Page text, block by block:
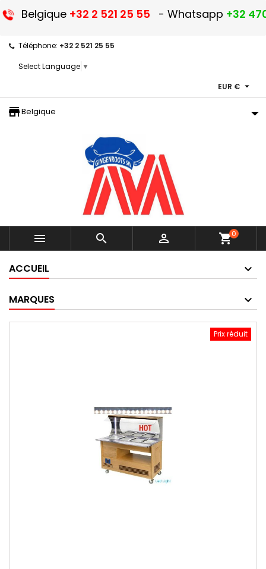
Belgique +32 2 521 25 55 - Whatsapp +32
Téléphone: +32 2 521 25 55
Select Language ▼
EUR € 
storefront
Belgique
   shopping_cart0
ACCUEIL
MARQUES
Prix réduit